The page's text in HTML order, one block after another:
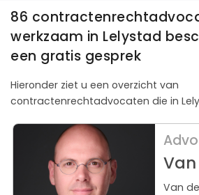
86
werkzaam in Lelystad
een gratis gesprek
Hieronder ziet u een overzicht van
contractenrechtadvocaten die in
Van